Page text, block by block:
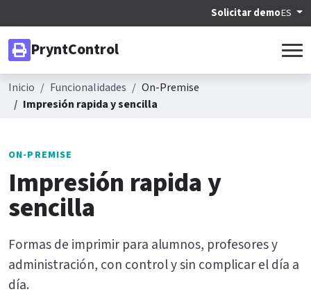
Solicitar demoES
PryntControl
Inicio Funcionalidades
On-Premise
Impresión rapida y sencilla
ON-PREMISE
Impresión rapida y
sencilla
Formas de imprimir para alumnos, profesores y
administración, con control y sin complicar el día a
día.